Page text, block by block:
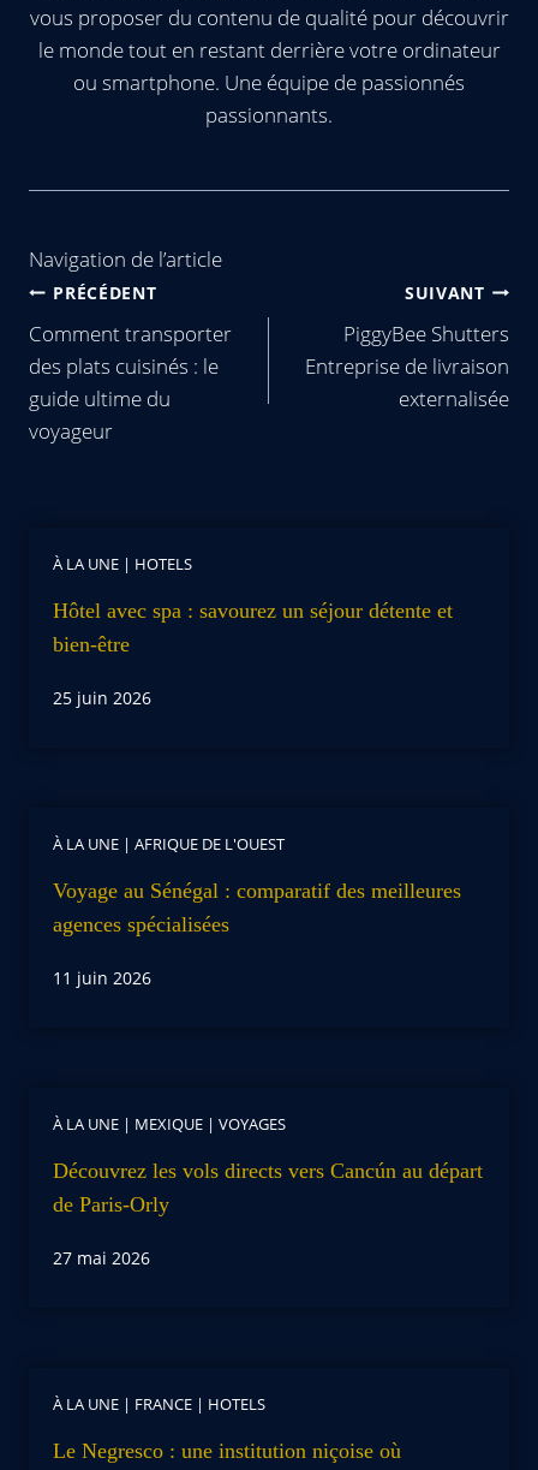
vous proposer du contenu de qualité pour découvrir
le monde tout en restant derrière votre ordinateur
ou smartphone. Une équipe de passionnés
passionnants.
Navigation de l’article
PRÉCÉDENT
Comment transporter
des plats cuisinés : le
guide ultime du
voyageur
SUIVANT
PiggyBee Shutters
Entreprise de livraison
externalisée
À LA UNE | HOTELS
Hôtel avec spa : savourez un séjour détente et
bien-être
25 juin 2026
À LA UNE | AFRIQUE DE L'OUEST
Voyage au Sénégal : comparatif des meilleures
agences spécialisées
11 juin 2026
À LA UNE | MEXIQUE | VOYAGES
Découvrez les vols directs vers Cancún au départ
de Paris-Orly
27 mai 2026
À LA UNE | FRANCE | HOTELS
Le Negresco : une institution niçoise où